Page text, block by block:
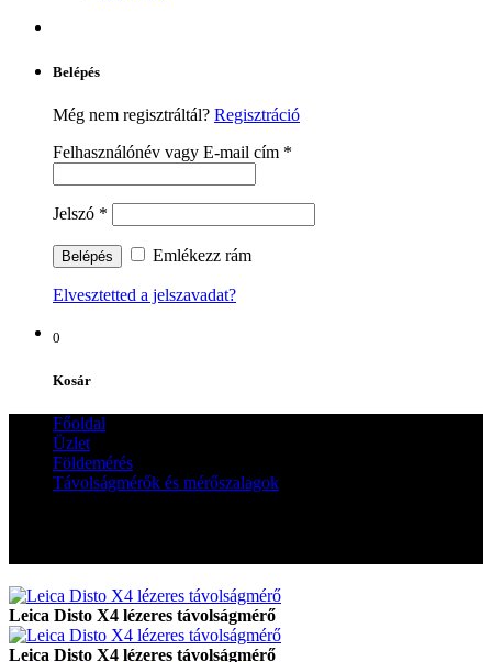
Belépés
Még nem regisztráltál? Regisztráció
Felhasználónév vagy E-mail cím *
Jelszó *
Emlékezz rám
Elvesztetted a jelszavadat?
0
Kosár
Főoldal
Üzlet
Földemérés
Távolságmérők és mérőszalagok
Leica Disto X4 lézeres távolságmérő
Leica Disto X4 lézeres távolságmérő